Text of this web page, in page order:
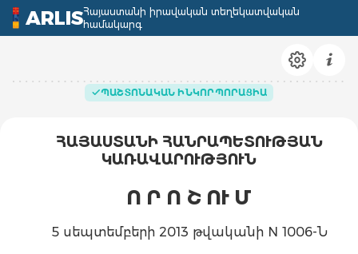
ARLISՀայաստանի իրավական տեղեկատվական
համակարգ
ՊԱՇՏՈՆԱԿԱՆ ԻՆԿՈՐՊՈՐԱՑԻԱ
ՀԱՅԱՍՏԱՆԻ ՀԱՆՐԱՊԵՏՈՒԹՅԱՆ
ԿԱՌԱՎԱՐՈՒԹՅՈՒՆ
Ո Ր Ո Շ ՈՒ Մ
5 սեպտեմբերի 2013 թվականի N 1006-Ն